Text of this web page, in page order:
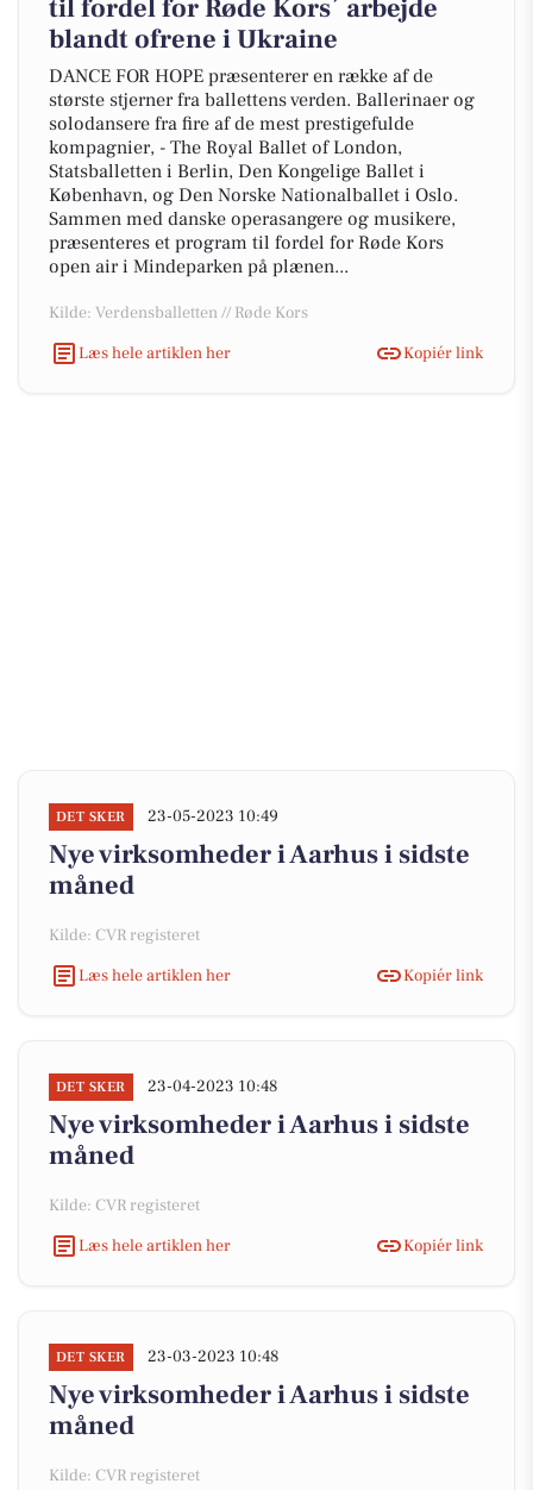
til fordel for Røde Kors´ arbejde
blandt ofrene i Ukraine
DANCE FOR HOPE præsenterer en række af de
største stjerner fra ballettens verden. Ballerinaer og
solodansere fra fire af de mest prestigefulde
kompagnier, - The Royal Ballet of London,
Statsballetten i Berlin, Den Kongelige Ballet i
København, og Den Norske Nationalballet i Oslo.
Sammen med danske operasangere og musikere,
præsenteres et program til fordel for Røde Kors
open air i Mindeparken på plænen...
Kilde: Verdensballetten // Røde Kors
Læs hele artiklen her
Kopiér link
DET SKER 23-05-2023 10:49
Nye virksomheder i Aarhus i sidste
måned
Kilde: CVR registeret
Læs hele artiklen her
Kopiér link
DET SKER 23-04-2023 10:48
Nye virksomheder i Aarhus i sidste
måned
Kilde: CVR registeret
Læs hele artiklen her
Kopiér link
DET SKER 23-03-2023 10:48
Nye virksomheder i Aarhus i sidste
måned
Kilde: CVR registeret